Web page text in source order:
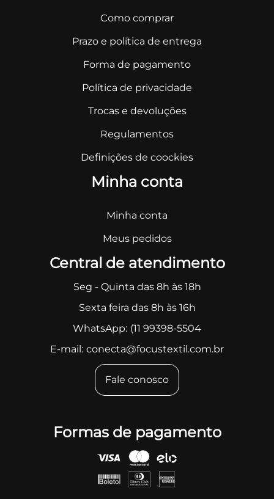
Como comprar
Prazo e política de entrega
Forma de pagamento
Política de privacidade
Trocas e devoluções
Regulamentos
Definições de coockies
Minha conta
Minha conta
Meus pedidos
Central de atendimento
Seg - Quinta das 8h às 18h
Sexta feira das 8h às 16h
WhatsApp: (11 99398-5504
E-mail: conecta@focustextil.com.br
Fale conosco
Formas de pagamento